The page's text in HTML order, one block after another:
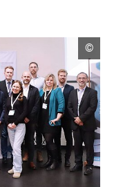
C
o
p
y
r
i
g
h
I
n
f
o
©